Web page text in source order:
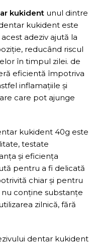
kukident unul dintre
kukident este
adeziv ajută la
reducând riscul
în timpul zilei. de
eficientă împotriva
inflamațiile și
care pot ajunge
kukident 40g este
testate
și eficiența
pentru a fi delicată
chiar și pentru
conține substanțe
zilnică, fără
dentar kukident